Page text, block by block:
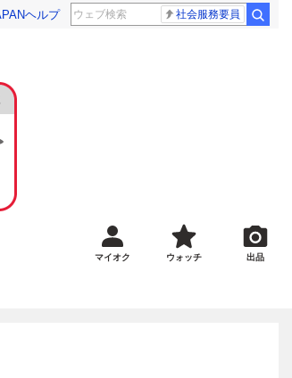
ヘルプ 社会服務要員
マイオク ウォッチ 出品